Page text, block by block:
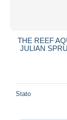
THE REEF
JULIAN
Stato